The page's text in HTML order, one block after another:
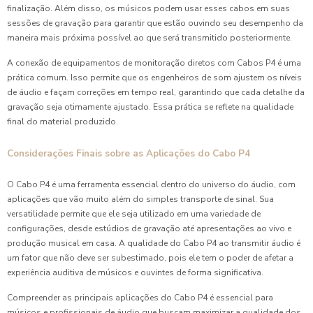
finalização. Além disso, os músicos podem usar esses cabos em suas
sessões de gravação para garantir que estão ouvindo seu desempenho da
maneira mais próxima possível ao que será transmitido posteriormente.
A conexão de equipamentos de monitoração diretos com Cabos P4 é uma
prática comum. Isso permite que os engenheiros de som ajustem os níveis
de áudio e façam correções em tempo real, garantindo que cada detalhe da
gravação seja otimamente ajustado. Essa prática se reflete na qualidade
final do material produzido.
Considerações Finais sobre as Aplicações do Cabo P4
O Cabo P4 é uma ferramenta essencial dentro do universo do áudio, com
aplicações que vão muito além do simples transporte de sinal. Sua
versatilidade permite que ele seja utilizado em uma variedade de
configurações, desde estúdios de gravação até apresentações ao vivo e
produção musical em casa. A qualidade do Cabo P4 ao transmitir áudio é
um fator que não deve ser subestimado, pois ele tem o poder de afetar a
experiência auditiva de músicos e ouvintes de forma significativa.
Compreender as principais aplicações do Cabo P4 é essencial para